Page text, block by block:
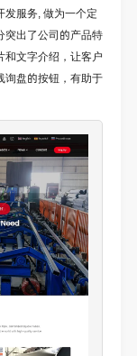
发服务, 做为一个定
突出了公司的产品特
和文字介绍，让客户
询盘的按钮，有助于